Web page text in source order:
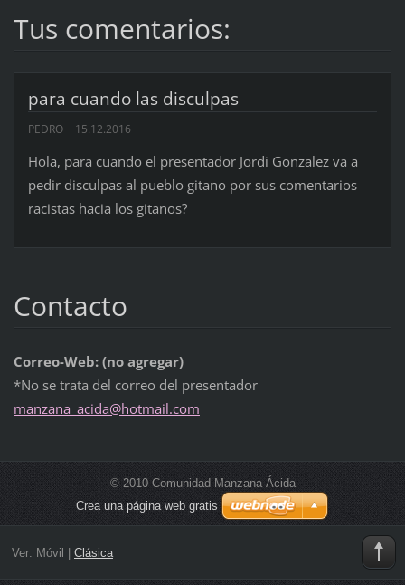
Tus comentarios:
para cuando las disculpas
PEDRO 15.12.2016
Hola, para cuando el presentador Jordi Gonzalez va a
pedir disculpas al pueblo gitano por sus comentarios
racistas hacia los gitanos?
Contacto
Correo-Web: (no agregar)
*No se trata del correo del presentador
manzana_ acida@hotmail.com
© 2010 Comunidad Manzana Ácida
Crea una página web gratis
Ver: Móvil Clásica